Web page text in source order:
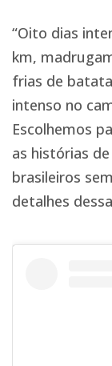
“Oito dias
km,
frias de
intenso no
Escolhemos
as histórias
brasileiros
detalhes